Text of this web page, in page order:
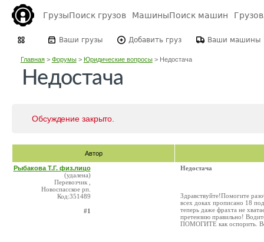
ГрузыПоиск грузов МашиныПоиск машин
Ваши грузы Добавить груз Ваши машины
Главная> Форумы> Юридические вопросы> Недостача
Недостача
Обсуждение закрыто.
Автор
Рыбакова Т.Г. физ.лицо
(удалена)
Перевозчик ,
Новоспасское рп.
Код:351489
#1
Недостача
Здравствуйте!Помогите
всех доках прописано 18
теперь даже фрахта не
претензию правильно!
ПОМОГИТЕ как оспорить.